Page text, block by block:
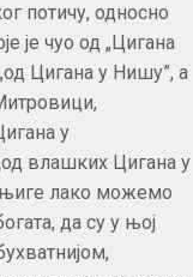
потичу, односно
је чуо од „Цигана
Цигана у Нишу”, а
у
влашких Цигана у
лако можемо
да су у њој